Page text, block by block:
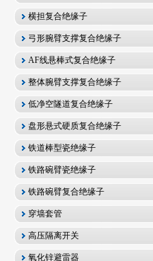
横担复合绝缘子
弓形腕臂支撑复合绝缘子
AF线悬棒式复合绝缘子
整体腕臂支撑复合绝缘子
低净空隧道复合绝缘子
盘形悬式硬质复合绝缘子
铁道棒型瓷绝缘子
铁路碗臂瓷绝缘子
铁路碗臂复合绝缘子
穿墙套管
高压隔离开关
氧化锌避雷器